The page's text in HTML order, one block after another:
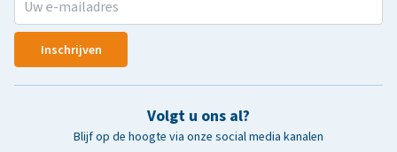
Inschrijven
Volgt u ons al?
Blijf op de hoogte via onze social media kanalen